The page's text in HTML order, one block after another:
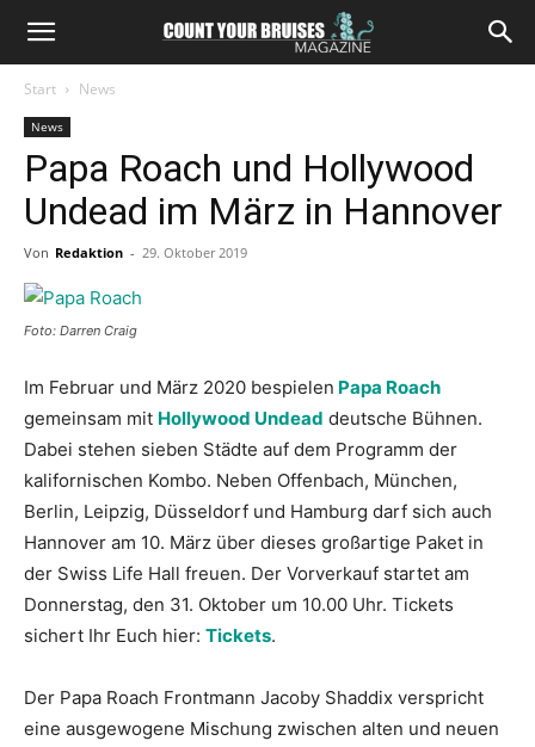
Start News
News
Papa Roach und Hollywood
Undead im März in Hannover
Von Redaktion - 29. Oktober 2019
Foto: Darren Craig
Im Februar und März 2020 bespielen Papa Roach
gemeinsam mit Hollywood Undead deutsche Bühnen.
Dabei stehen sieben Städte auf dem Programm der
kalifornischen Kombo. Neben Offenbach, München,
Berlin, Leipzig, Düsseldorf und Hamburg darf sich auch
Hannover am 10. März über dieses großartige Paket in
der Swiss Life Hall freuen. Der Vorverkauf startet am
Donnerstag, den 31. Oktober um 10.00 Uhr. Tickets
sichert Ihr Euch hier: Tickets.
Der Papa Roach Frontmann Jacoby Shaddix verspricht
eine ausgewogene Mischung zwischen alten und neuen